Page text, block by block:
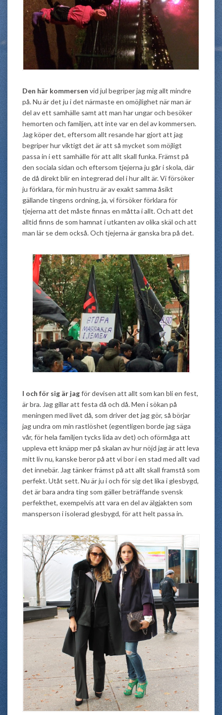
Den här kommersen vid jul begriper jag mig allt mindre
på. Nu är det ju i det närmaste en omöjlighet när man är
del av ett samhälle samt att man har ungar och besöker
hemorten och familjen, att inte var en del av kommersen.
Jag köper det, eftersom allt resande har gjort att jag
begriper hur viktigt det är att så mycket som möjligt
passa in i ett samhälle för att allt skall funka. Främst på
den sociala sidan och eftersom tjejerna ju går i skola, där
de då direkt blir en integrerad del i hur allt är. Vi försöker
ju förklara, för min hustru är av exakt samma åsikt
gällande tingens ordning, ja, vi försöker förklara för
tjejerna att det måste finnas en måtta i allt. Och att det
alltid finns de som hamnat i utkanten av olika skäl och att
man lär se dem också. Och tjejerna är ganska bra på det.
I och för sig är jagför devisen att allt som kan bli en fest,
är bra. Jag gillar att festa då och då. Men i sökan på
meningen med livet då, som driver det jag gör, så börjar
jag undra om min rastlöshet (egentligen borde jag säga
vår, för hela familjen tycks lida av det) och oförmåga att
uppleva ett knäpp mer på skalan av hur nöjd jag är att leva
mitt liv nu, kanske beror på att vi bor i en stad med allt vad
det innebär. Jag tänker främst på att allt skall framstå som
perfekt. Utåt sett. Nu är ju i och för sig det lika i glesbygd,
det är bara andra ting som gäller beträffande svensk
perfekthet, exempelvis att vara en del av älgjakten som
mansperson i isolerad glesbygd, för att helt passa in.